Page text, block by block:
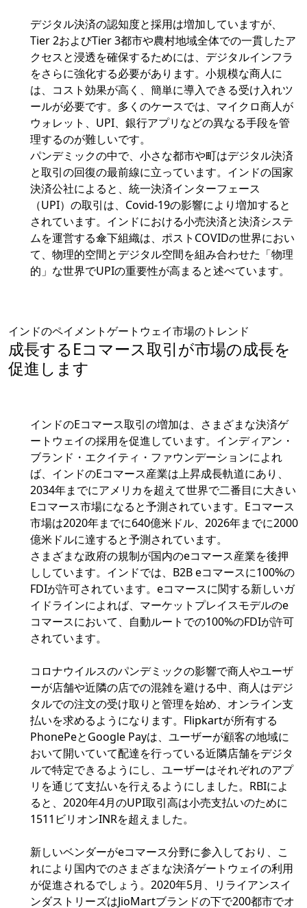
デジタル決済の認知度と採用は増加していますが、
Tier 2およびTier 3都市や農村地域全体での一貫したア
クセスと浸透を確保するためには、デジタルインフラ
をさらに強化する必要があります。小規模な商人に
は、コスト効果が高く、簡単に導入できる受け入れツ
ールが必要です。多くのケースでは、マイクロ商人が
ウォレット、UPI、銀行アプリなどの異なる手段を管
理するのが難しいです。
パンデミックの中で、小さな都市や町はデジタル決済
と取引の回復の最前線に立っています。インドの国家
決済公社によると、統一決済インターフェース
（UPI）の取引は、Covid-19の影響により増加すると
されています。インドにおける小売決済と決済システ
ムを運営する傘下組織は、ポストCOVIDの世界におい
て、物理的空間とデジタル空間を組み合わせた「物理
的」な世界でUPIの重要性が高まると述べています。
インドのペイメントゲートウェイ市場のトレンド
成長するEコマース取引が市場の成長を
促進します
インドのEコマース取引の増加は、さまざまな決済ゲ
ートウェイの採用を促進しています。インディアン・
ブランド・エクイティ・ファウンデーションによれ
ば、インドのEコマース産業は上昇成長軌道にあり、
2034年までにアメリカを超えて世界で二番目に大きい
Eコマース市場になると予測されています。Eコマース
市場は2020年までに640億米ドル、2026年までに2000
億米ドルに達すると予測されています。
さまざまな政府の規制が国内のeコマース産業を後押
ししています。インドでは、B2B eコマースに100%の
FDIが許可されています。eコマースに関する新しいガ
イドラインによれば、マーケットプレイスモデルのe
コマースにおいて、自動ルートでの100%のFDIが許可
されています。
コロナウイルスのパンデミックの影響で商人やユーザ
ーが店舗や近隣の店での混雑を避ける中、商人はデジ
タルでの注文の受け取りと管理を始め、オンライン支
払いを求めるようになります。Flipkartが所有する
PhonePeとGoogle Payは、ユーザーが顧客の地域に
おいて開いていて配達を行っている近隣店舗をデジタ
ルで特定できるようにし、ユーザーはそれぞれのアプ
リを通じて支払いを行えるようにしました。RBIによ
ると、2020年4月のUPI取引高は小売支払いのために
1511ビリオンINRを超えました。
新しいベンダーがeコマース分野に参入しており、こ
れにより国内でのさまざまな決済ゲートウェイの利用
が促進されるでしょう。2020年5月、リライアンスイ
ンダストリーズはJioMartブランドの下で200都市でオ